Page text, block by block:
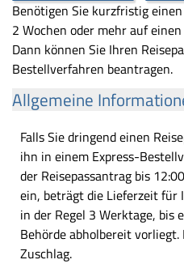
Benötigen Sie kurzfristig
2 Wochen oder mehr auf
Dann können Sie Ihren
Bestellverfahren beantragen.
Allgemeine
Falls Sie dringend einen
ihn in einem Express-
der Reisepassantrag bis
ein, beträgt die Lieferzeit für
in der Regel 3 Werktage, bis
Behörde abholbereit
Zuschlag.